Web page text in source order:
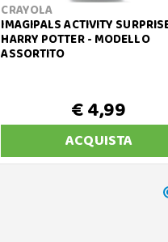
CRAYOLA
IMAGIPALS ACTIVITY
HARRY POTTER - MODELLO
ASSORTITO
€ 4,99
ACQUISTA